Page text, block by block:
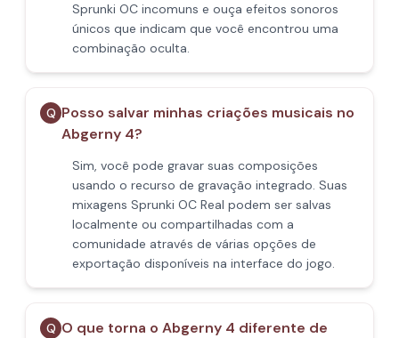
Sprunki OC incomuns e ouça efeitos sonoros
únicos que indicam que você encontrou uma
combinação oculta.
Q Posso salvar minhas criações musicais no
Abgerny 4?
Sim, você pode gravar suas composições
usando o recurso de gravação integrado. Suas
mixagens Sprunki OC Real podem ser salvas
localmente ou compartilhadas com a
comunidade através de várias opções de
exportação disponíveis na interface do jogo.
Q O que torna o Abgerny 4 diferente de